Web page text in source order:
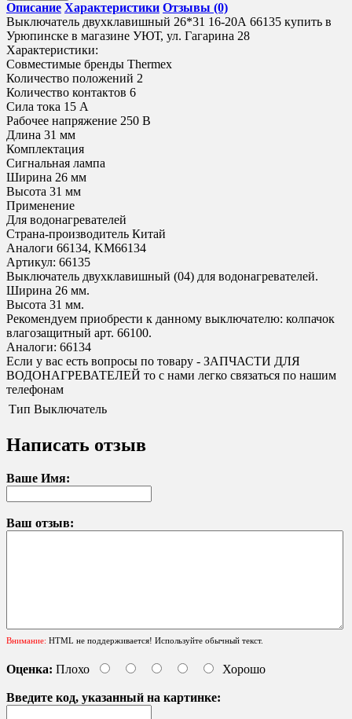
Описание Характеристики Отзывы (0)
Выключатель двухклавишный 26*31 16-20А 66135 купить в
Урюпинске в магазине УЮТ, ул. Гагарина 28
Характеристики:
Совместимые бренды Thermex
Количество положений 2
Количество контактов 6
Сила тока 15 A
Рабочее напряжение 250 B
Длина 31 мм
Комплектация
Сигнальная лампа
Ширина 26 мм
Высота 31 мм
Применение
Для водонагревателей
Страна-производитель Китай
Аналоги 66134, KM66134
Артикул: 66135
Выключатель двухклавишный (04) для водонагревателей.
Ширина 26 мм.
Высота 31 мм.
Рекомендуем приобрести к данному выключателю: колпачок
влагозащитный арт. 66100.
Аналоги: 66134
Если у вас есть вопросы по товару - ЗАПЧАСТИ ДЛЯ
ВОДОНАГРЕВАТЕЛЕЙ то с нами легко связаться по нашим
телефонам
Тип Выключатель
Написать отзыв
Ваше Имя:
Ваш отзыв:
Внимание: HTML не поддерживается! Используйте обычный текст.
Оценка: Плохо Хорошо
Введите код, указанный на картинке: